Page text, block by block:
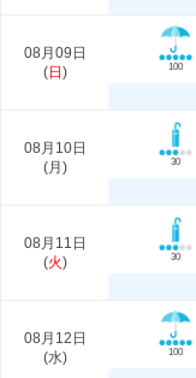
08月09日
(日 ) 100
08月10日
(月 ) 30
08月11日
(火) 30
08月12日
(水) 100